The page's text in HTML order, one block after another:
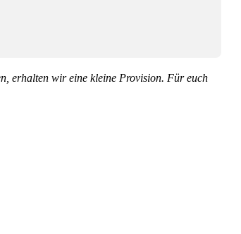
erhalten wir eine kleine Provision. Für euch